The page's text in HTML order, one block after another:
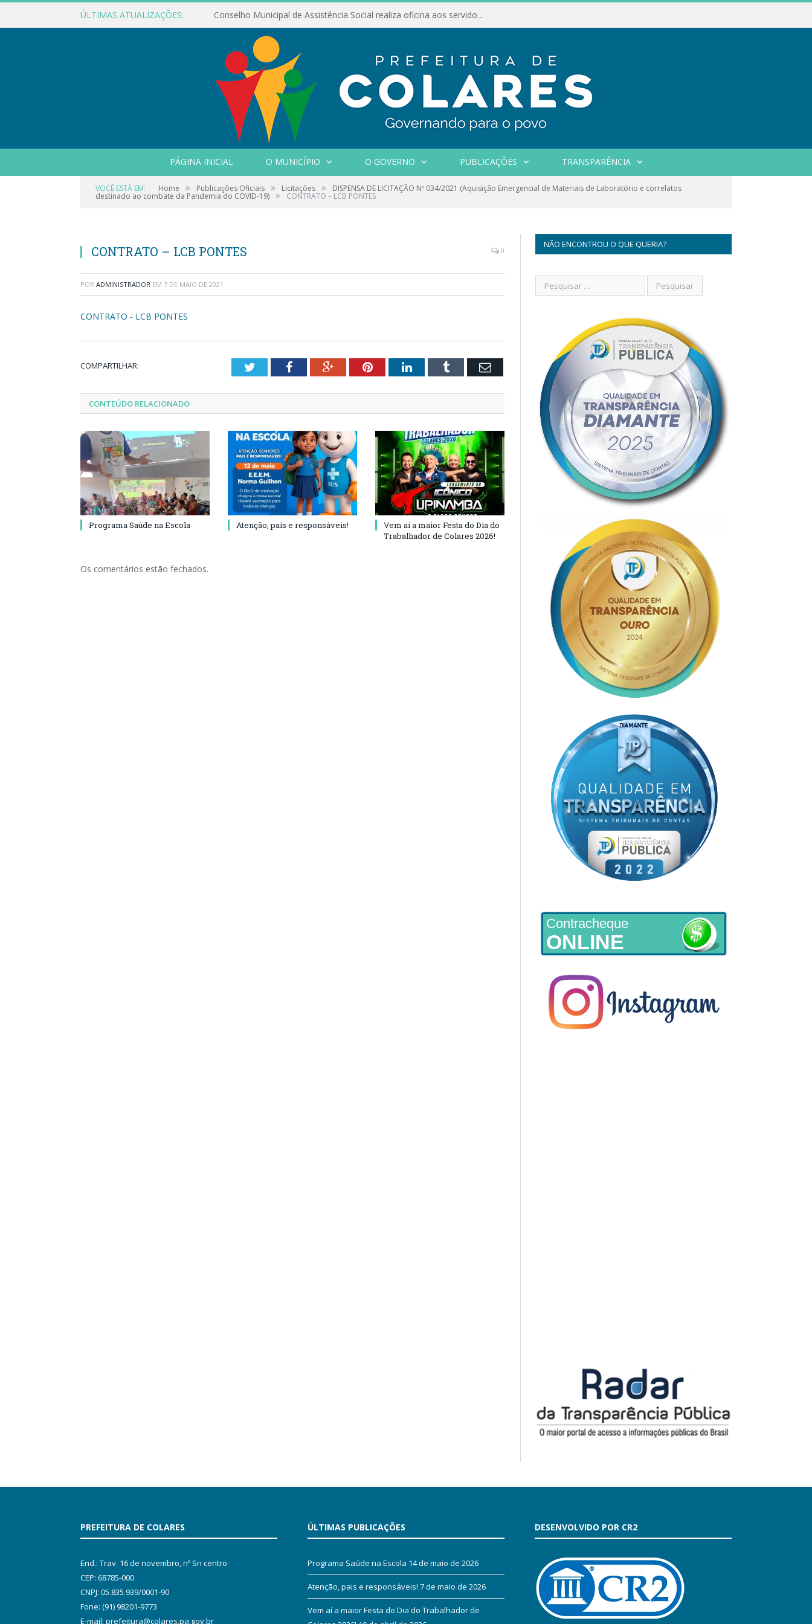
ÚLTIMAS ATUALIZAÇÕES: Conselho Municipal de Assistência Social realiza oficina aos servidores
PÁGINA INICIAL O MUNICÍPIO O GOVERNO PUBLICAÇÕES TRANSPARÊNCIA
VOCÊ ESTÁ EM: Home » Publicações Oficiais » Licitações » DISPENSA DE LICITAÇÃO Nº 034/2021 (Aquisição Emergencial de Materiais de Laboratório e correlatos
destinado ao combate da Pandemia do COVID-19) » CONTRATO – LCB PONTES
CONTRATO – LCB PONTES 0
POR ADMINISTRADOR EM 7 DE MAIO DE 2021
CONTRATO - LCB PONTES
COMPARTILHAR: TwitterFacebookGoogle+PinterestLinkedInTumblr Email
CONTEÚDO RELACIONADO
Programa Saúde na Escola Atenção, pais e responsáveis!
Vem aí a maior Festa do Dia do
Trabalhador de Colares 2026!
Os comentários estão fechados.
NÃO ENCONTROU O QUE QUERIA?
Contracheque
ONLINE
PREFEITURA DE COLARES
End.: Trav. 16 de novembro, nº Sn centro
CEP: 68785-000
CNPJ: 05.835.939/0001-90
Fone: (91) 98201-9773
E-mail: prefeitura@colares.pa.gov.br
ÚLTIMAS PUBLICAÇÕES
Programa Saúde na Escola 14 de maio de 2026
Atenção, pais e responsáveis! 7 de maio de 2026
Vem aí a maior Festa do Dia do Trabalhador de
DESENVOLVIDO POR CR2